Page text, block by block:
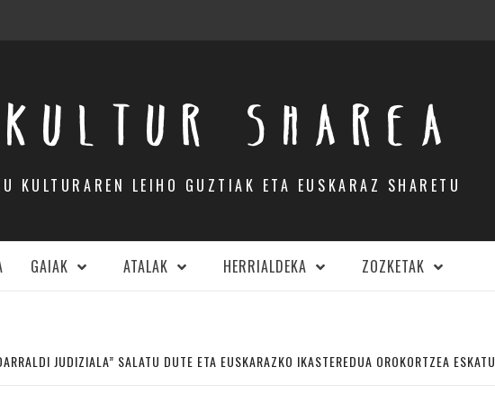
KULTUR SHAREA
KULTURAREN LEIHO GUZTIAK ETA EUSKARAZ SHARETU
GAIAK ATALAK HERRIALDEKA ZOZKETAK
JUDIZIALA” SALATU DUTE ETA EUSKARAZKO IKASTEREDUA OROKORTZEA ESKATU